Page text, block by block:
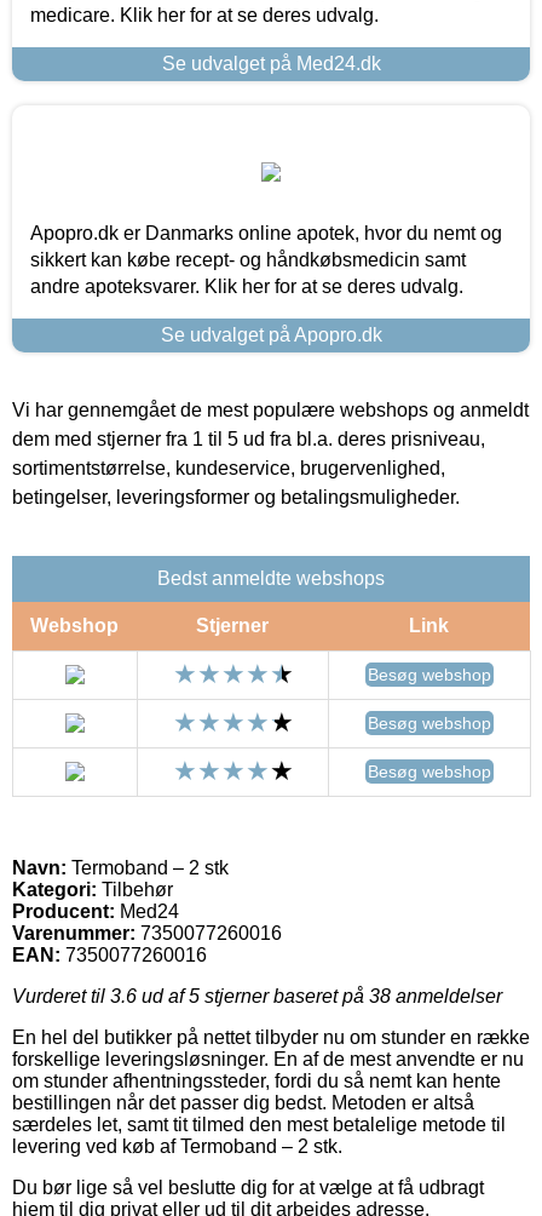
medicare. Klik her for at se deres udvalg.
Se udvalget på Med24.dk
Apopro.dk er Danmarks online apotek, hvor du nemt og
sikkert kan købe recept- og håndkøbsmedicin samt
andre apoteksvarer. Klik her for at se deres udvalg.
Se udvalget på Apopro.dk
Vi har gennemgået de mest populære webshops og anmeldt
dem med stjerner fra 1 til 5 ud fra bl.a. deres prisniveau,
sortimentstørrelse, kundeservice, brugervenlighed,
betingelser, leveringsformer og betalingsmuligheder.
Bedst anmeldte webshops
Webshop Stjerner Link
Besøg webshop
Besøg webshop
Besøg webshop
Navn: Termoband – 2 stk
Kategori: Tilbehør
Producent: Med24
Varenummer: 7350077260016
EAN: 7350077260016
Vurderet til 3.6 ud af 5 stjerner baseret på 38 anmeldelser
En hel del butikker på nettet tilbyder nu om stunder en række
forskellige leveringsløsninger. En af de mest anvendte er nu
om stunder afhentningssteder, fordi du så nemt kan hente
bestillingen når det passer dig bedst. Metoden er altså
særdeles let, samt tit tilmed den mest betalelige metode til
levering ved køb af Termoband – 2 stk.
Du bør lige så vel beslutte dig for at vælge at få udbragt
hjem til dig privat eller ud til dit arbejdes adresse.